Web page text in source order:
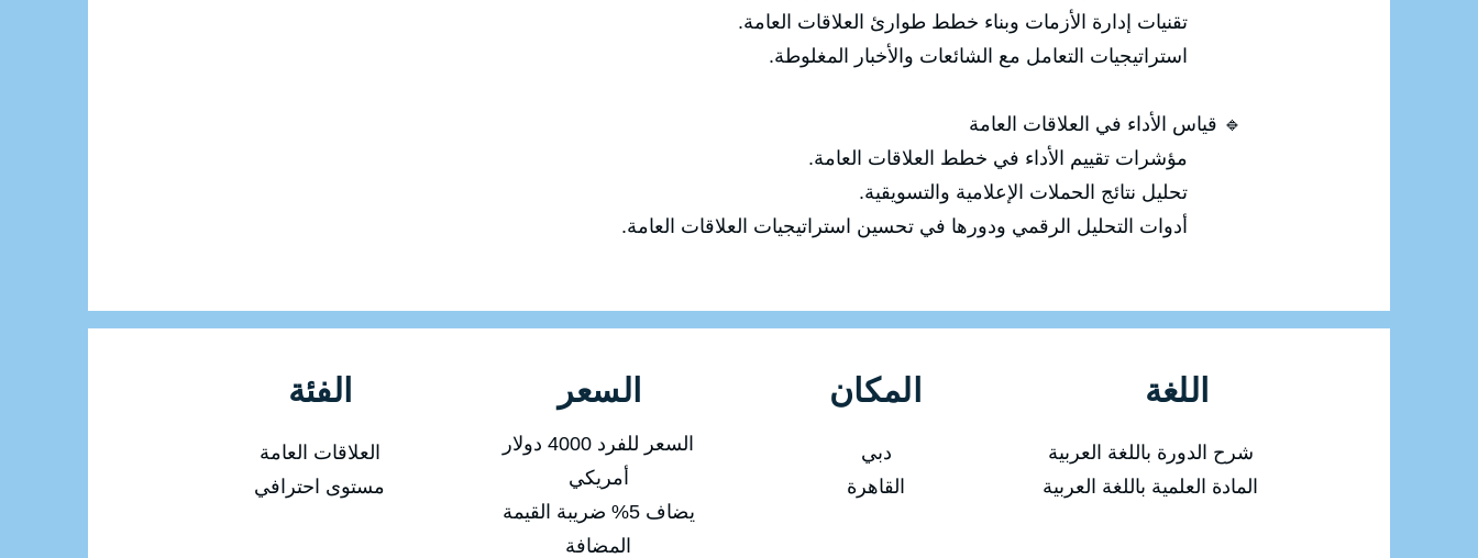
تقنيات إدارة الأزمات وبناء خطط طوارئ العلاقات العامة.
استراتيجيات التعامل مع الشائعات والأخبار المغلوطة.
🔹 قياس الأداء في العلاقات العامة
مؤشرات تقييم الأداء في خطط العلاقات العامة.
تحليل نتائج الحملات الإعلامية والتسويقية.
أدوات التحليل الرقمي ودورها في تحسين استراتيجيات العلاقات العامة.
الفئة
العلاقات العامة
مستوى احترافي
السعر
السعر للفرد 4000 دولار
أمريكي
يضاف 5% ضريبة القيمة
المضافة
المكان
دبي
القاهرة
اللغة
شرح الدورة باللغة العربية
المادة العلمية باللغة العربية